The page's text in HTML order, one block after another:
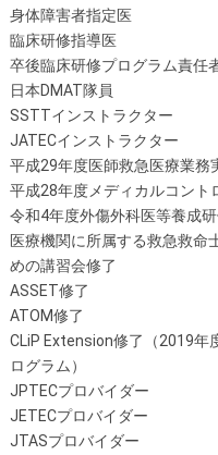
身体障害者指定医
臨床研修指導医
卒後臨床研修プログラム責任
日本DMAT隊員
SSTTインストラクター
JATECインストラクター
平成29年度医師救急医療業務
平成28年度メディカルコント
令和4年度外傷外科医等養成
医療機関に所属する救急救命
めの講習会修了
ASSET修了
ATOM修了
CLiP Extension修了（2019年
ログラム）
JPTECプロバイダー
JETECプロバイダー
JTASプロバイダー